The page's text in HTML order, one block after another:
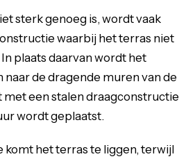
sterk genoeg is, wordt vaak
waarbij het terras niet
plaats daarvan wordt het
de dragende muren van de
een stalen draagconstructie
wordt geplaatst.
komt het terras te liggen, terwijl